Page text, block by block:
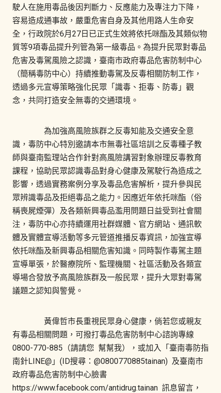
駛人在施用毒品後因判斷力、反應能力及專注力下降，
容易造成通事故，嚴重危害自身及其他用路人生命安
全，行政院於6月27日已正式生效將依托咪酯及其類似物
質等9項毒品提升列管為第一級毒品。為提升民眾對毒品
危害及毒駕風險之認識，臺南市政府毒品危害防制中心
（簡稱毒防中心）持續推動毒駕及反毒相關防制工作，
透過多元宣導策略強化民眾「識毒、拒毒、防毒」觀
念，共同打造安全無毒的交通環境。
為加強高風險族群之反毒知能及交通安全意
識，毒防中心特別邀請本市無毒社區培訓之反毒種子教
師與臺南監理站合作針對高風險講習對象辦理反毒教育
課程，協助民眾認識毒品對身心健康及駕駛行為造成之
影響，透過實務案例分享及毒品危害解析，提升參與民
眾辨識毒品及拒絕毒品之能力。因應近年依托咪酯（俗
稱喪屍煙彈）及各類新興毒品濫用問題日益受到社會關
注，毒防中心亦持續運用社群媒體、官方網站、通訊軟
體及實體宣導活動等多元管道推播反毒資訊，加強宣導
依托咪酯及新興毒品相關危害知識。同時製作毒駕主題
宣導單張，於醫療院所、監理機關、社區活動及各類宣
導場合發放予高風險族群及一般民眾，提升大眾對毒駕
議題之認知與警覺。
黃偉哲市長重視民眾身心健康，倘若您或親友
有毒品相關問題，可撥打毒品危害防制中心諮詢專線
0800-770-885（請請您 幫幫我），或加入「臺南毒防指
南針LINE@」(ID搜尋：@0800770885tainan) 及臺南市
政府毒品危害防制中心臉書
https://www.facebook.com/antidrug.tainan 訊息留言，